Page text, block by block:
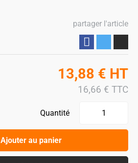
partager l'article
13,88 € HT
16,66 € TTC
Quantité
Ajouter au panier